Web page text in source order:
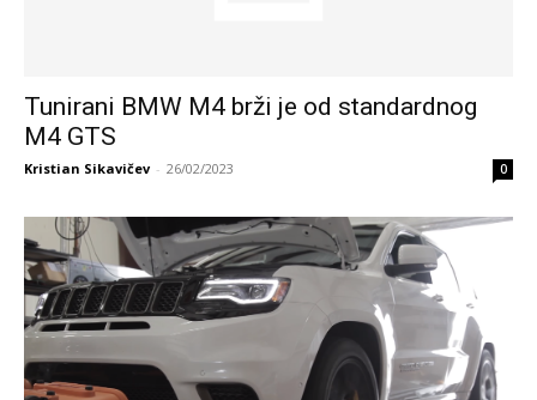
Tunirani BMW M4 brži je od standardnog
M4 GTS
Kristian Sikavičev - 26/02/2023 0